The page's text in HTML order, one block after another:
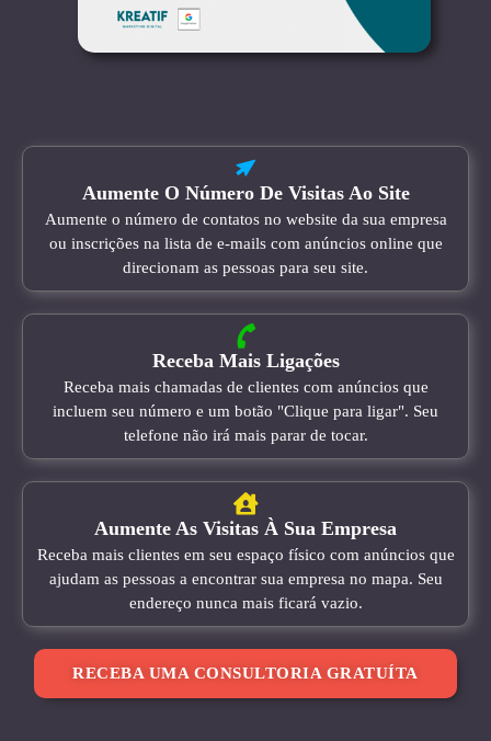
Aumente O Número De Visitas Ao Site
Aumente o número de contatos no website da sua empresa
ou inscrições na lista de e-mails com anúncios online que
direcionam as pessoas para seu site.
Receba Mais Ligações
Receba mais chamadas de clientes com anúncios que
incluem seu número e um botão "Clique para ligar". Seu
telefone não irá mais parar de tocar.
Aumente As Visitas À Sua Empresa
Receba mais clientes em seu espaço físico com anúncios que
ajudam as pessoas a encontrar sua empresa no mapa. Seu
endereço nunca mais ficará vazio.
RECEBA UMA CONSULTORIA GRATUÍTA